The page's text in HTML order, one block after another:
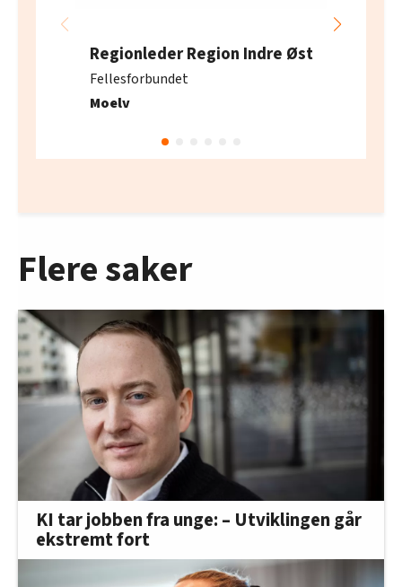
Regionleder Region Indre Øst
Fellesforbundet
Moelv
Flere saker
KI tar jobben fra unge: – Utviklingen går
ekstremt fort